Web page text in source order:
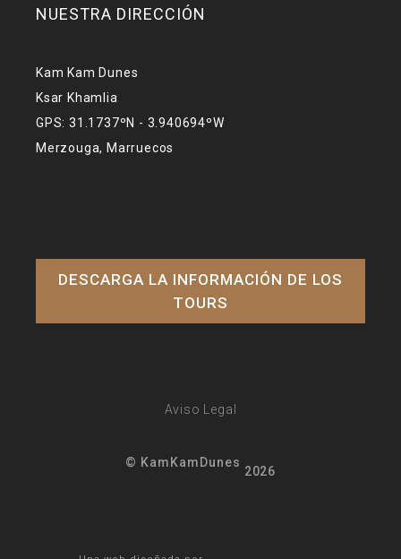
NUESTRA DIRECCIÓN
Kam Kam Dunes
Ksar Khamlia
GPS: 31.1737ºN - 3.940694ºW
Merzouga, Marruecos
DESCARGA LA INFORMACIÓN DE LOS
TOURS
© KamKamDunes
2026
Aviso Legal